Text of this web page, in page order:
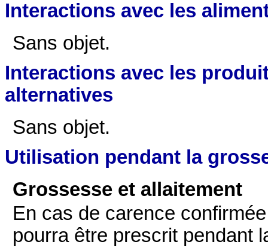
Interactions avec les
Sans objet.
Interactions avec les
alternatives
Sans objet.
Utilisation pendant la
Grossesse et allaitement
En cas de carence
pourra être prescrit pendant